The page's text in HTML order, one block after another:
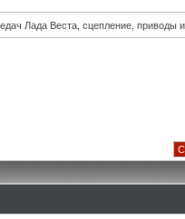
Лада Веста, сцепление, приводы и